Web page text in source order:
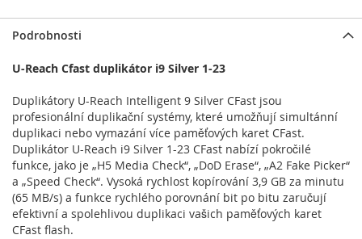
Podrobnosti
U-Reach Cfast duplikátor i9 Silver 1-23
Duplikátory U-Reach Intelligent 9 Silver CFast jsou
profesionální duplikační systémy, které umožňují simultánní
duplikaci nebo vymazání více paměťových karet CFast.
Duplikátor U-Reach i9 Silver 1-23 CFast nabízí pokročilé
funkce, jako je „H5 Media Check“, „DoD Erase“, „A2 Fake Picker“
a „Speed Check“. Vysoká rychlost kopírování 3,9 GB za minutu
(65 MB/s) a funkce rychlého porovnání bit po bitu zaručují
efektivní a spolehlivou duplikaci vašich paměťových karet
CFast flash.